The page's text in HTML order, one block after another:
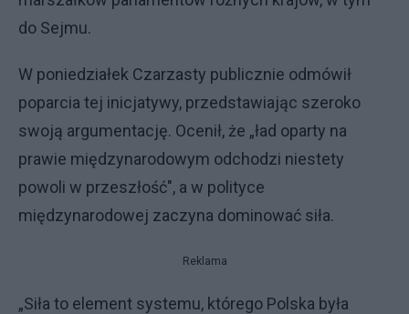
do Sejmu.
W poniedziałek Czarzasty publicznie odmówił
poparcia tej inicjatywy, przedstawiając szeroko
swoją argumentację. Ocenił, że „ład oparty na
prawie międzynarodowym odchodzi niestety
powoli w przeszłość", a w polityce
międzynarodowej zaczyna dominować siła.
Reklama
„Siła to element systemu, którego Polska była